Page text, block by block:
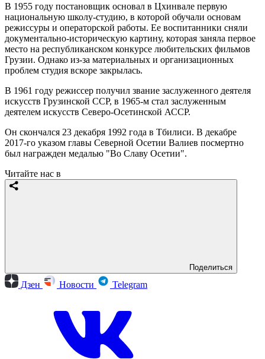
В 1955 году постановщик основал в Цхинвале первую
национальную школу-студию, в которой обучали основам
режиссуры и операторской работы. Ее воспитанники сняли
документально-историческую картину, которая заняла первое
место на республиканском конкурсе любительских фильмов
Грузии. Однако из-за материальных и организационных
проблем студия вскоре закрылась.
В 1961 году режиссер получил звание заслуженного деятеля
искусств Грузинской ССР, в 1965-м стал заслуженным
деятелем искусств Северо-Осетинской АССР.
Он скончался 23 декабря 1992 года в Тбилиси. В декабре
2017-го указом главы Северной Осетии Валиев посмертно
был награжден медалью "Во Славу Осетии".
Читайте нас в
Поделиться
Дзен Новости Telegram